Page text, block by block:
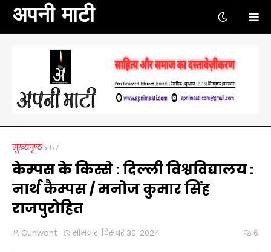
अपनी माटी
मुख्यपृष्ठ 57
केम्पस के किस्से : दिल्ली विश्वविद्यालय :
नार्थ कैम्पस / मनोज कुमार सिंह
राजपुरोहित
Gunwant सोमवार, दिसंबर 30, 2024 6